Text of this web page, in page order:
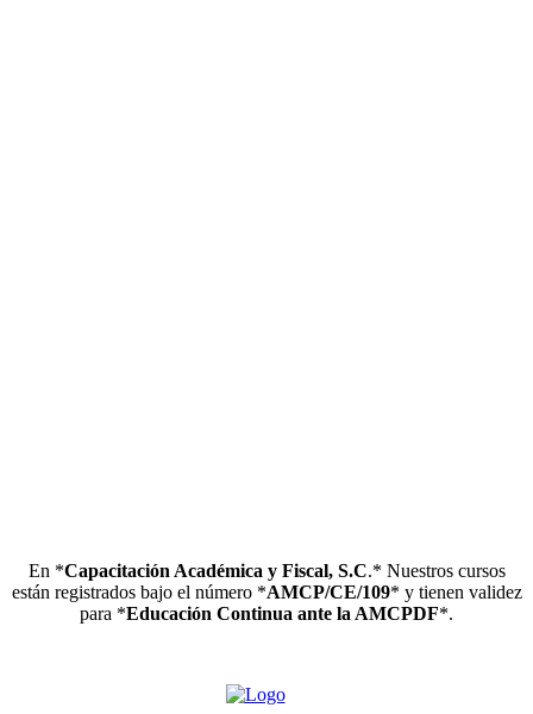
En *Capacitación Académica y Fiscal, S.C.* Nuestros cursos
están registrados bajo el número *AMCP/CE/109* y tienen validez
para *Educación Continua ante la AMCPDF*.